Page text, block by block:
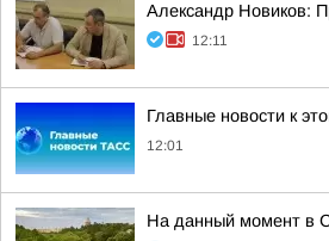
Александр Новиков:
12:11
Главные новости к
12:01
На данный момент в